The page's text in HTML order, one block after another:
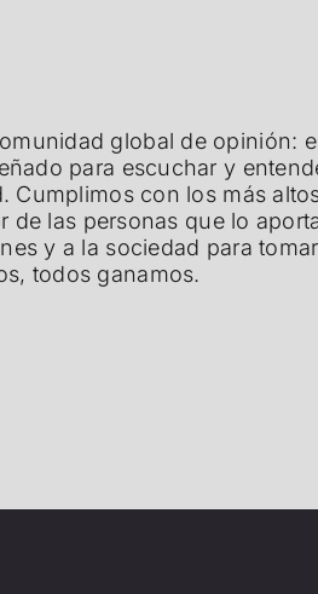
global de opinión:
para escuchar y
Cumplimos con los más
de las personas que lo
y a la sociedad para
todos ganamos.